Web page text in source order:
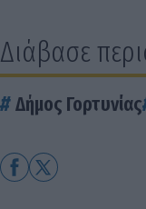
Διάβασε
Δήμος Γορτυνίας